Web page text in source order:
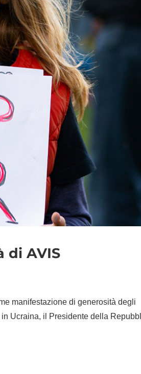
di AVIS
manifestazione di generosità degli
in Ucraina, il Presidente della